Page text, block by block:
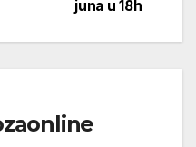
juna u 18h